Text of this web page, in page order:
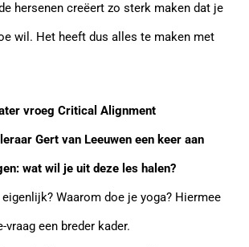
hersenen creëert zo sterk maken dat je
wil. Het heeft dus alles te maken met
vroeg Critical Alignment
Gert van Leeuwen een keer aan
wat wil je uit deze les halen?
Waarom doe je yoga? Hiermee
vraag een breder kader.